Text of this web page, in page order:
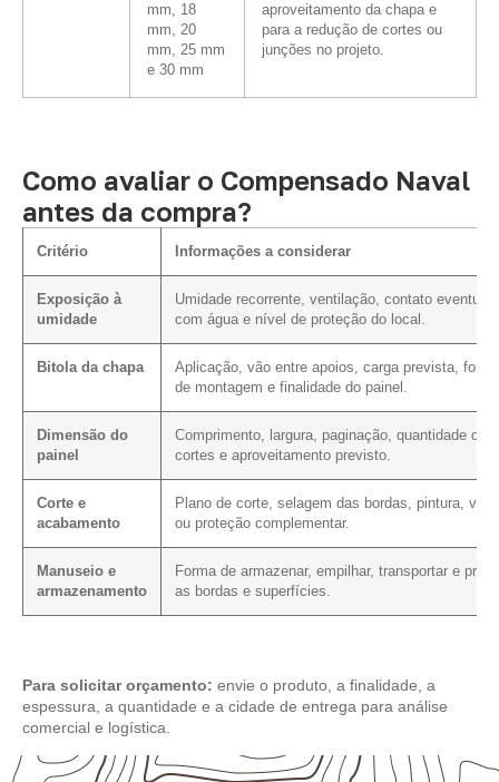
mm, 18
mm, 20
mm, 25 mm
e 30 mm
aproveitamento da chapa e
para a redução de cortes ou
junções no projeto.
Como avaliar o Compensado Naval
antes da compra?
Critério Informações a considerar
Exposição à
umidade
Umidade recorrente, ventilação, contato eventual
com água e nível de proteção do local.
Bitola da chapa
Aplicação, vão entre apoios, carga prevista, forma
de montagem e finalidade do painel.
Dimensão do
painel
Comprimento, largura, paginação, quantidade de
cortes e aproveitamento previsto.
Corte e
acabamento
Plano de corte, selagem das bordas, pintura,
ou proteção complementar.
Manuseio e
armazenamento
Forma de armazenar, empilhar, transportar e
as bordas e superfícies.
Para solicitar orçamento: envie o produto, a finalidade, a
espessura, a quantidade e a cidade de entrega para análise
comercial e logística.